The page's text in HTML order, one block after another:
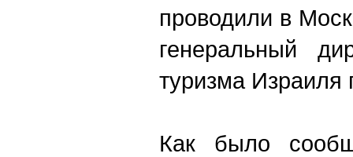
проводили в
генеральный
туризма
Как было